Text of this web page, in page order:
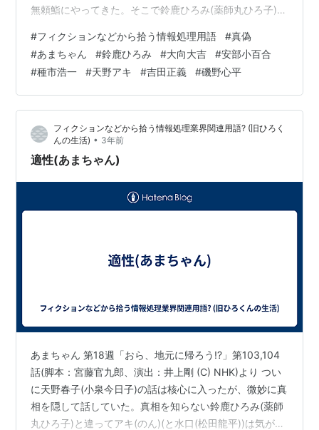
無頼鮨にやってきた。そこで鈴鹿ひろみ(薬師丸ひろ子)が
でスナック「梨明日」にかけて報告したのだが、そこに
いた面々は誰も信じない。そこで 大向大吉「声聞かねえ
と信用できねえって。」 とガラケーを鈴鹿ひろみに渡し
た。鈴鹿は何度も拭いた後、耳をつけ、 鈴鹿ひろみ「鈴
鹿です。」吉田正義(荒川良々)「どちらの鈴鹿さんです
か?…
#フィクションなどから拾う情報処理用語 #真偽
#あまちゃん #鈴鹿ひろみ #大向大吉 #安部小百合
#種市浩一 #天野アキ #吉田正義 #磯野心平
フィクションなどから拾う情報処理業界関連用語? (旧ひろく
んの生活) • 3年前
適性(あまちゃん)
あまちゃん 第18週「おら、地元に帰ろう!?」第103,104
話(脚本：宮藤官九郎、演出：井上剛 (C) NHK)より つい
に天野春子(小泉今日子)の話は核心に入ったが、微妙に真
相を隠して話していた。真相を知らない鈴鹿ひろみ(薬師
丸ひろ子)と違ってアキ(のん)(と水口(松田龍平))は気が気